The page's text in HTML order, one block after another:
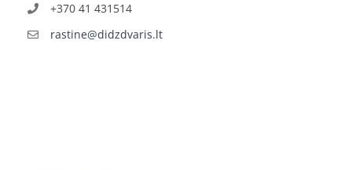
+370 41 431514
rastine@didzdvaris.lt